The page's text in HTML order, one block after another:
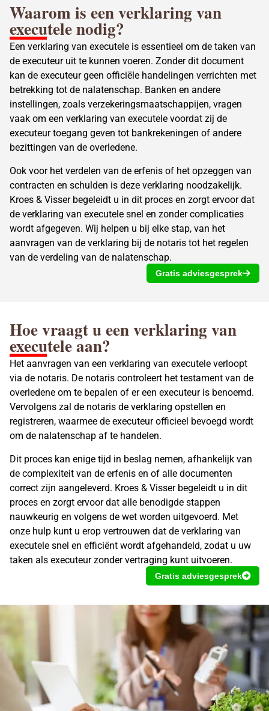
Waarom is eenverklaring van
executele nodig?
Een verklaring van executele is essentieel om de taken van
de executeur uit te kunnen voeren. Zonder dit document
kan de executeur geen officiële handelingen verrichten met
betrekking tot de nalatenschap. Banken en andere
instellingen, zoals verzekeringsmaatschappijen, vragen
vaak om een verklaring van executele voordat zij de
executeur toegang geven tot bankrekeningen of andere
bezittingen van de overledene.
Ook voor het verdelen van de erfenis of het opzeggen van
contracten en schulden is deze verklaring noodzakelijk.
Kroes & Visser begeleidt u in dit proces en zorgt ervoor dat
de verklaring van executele snel en zonder complicaties
wordt afgegeven. Wij helpen u bij elke stap, van het
aanvragen van de verklaring bij de notaris tot het regelen
van de verdeling van de nalatenschap.
Gratis adviesgesprek
Hoe vraagt u een verklaring van
executele aan?
Het aanvragen van een verklaring van executele verloopt
via de notaris. De notaris controleert het testament van de
overledene om te bepalen of er een executeur is benoemd.
Vervolgens zal de notaris de verklaring opstellen en
registreren, waarmee de executeur officieel bevoegd wordt
om de nalatenschap af te handelen.
Dit proces kan enige tijd in beslag nemen, afhankelijk van
de complexiteit van de erfenis en of alle documenten
correct zijn aangeleverd. Kroes & Visser begeleidt u in dit
proces en zorgt ervoor dat alle benodigde stappen
nauwkeurig en volgens de wet worden uitgevoerd. Met
onze hulp kunt u erop vertrouwen dat de verklaring van
executele snel en efficiënt wordt afgehandeld, zodat u uw
taken als executeur zonder vertraging kunt uitvoeren.
Gratis adviesgesprek